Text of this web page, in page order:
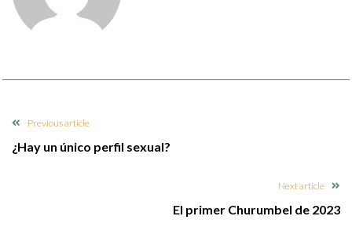
Previous article
¿Hay un único perfil sexual?
Next article
El primer Churumbel de 2023